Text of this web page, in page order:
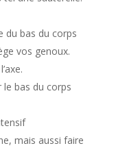
du bas du corps
vos genoux.
bas du corps
mais aussi faire